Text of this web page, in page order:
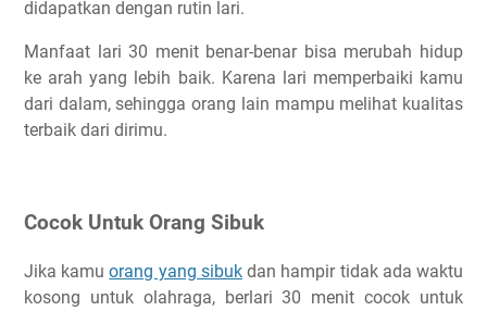
didapatkan dengan rutin lari.
Manfaat lari 30 menit benar-benar bisa merubah hidup
ke arah yang lebih baik. Karena lari memperbaiki kamu
dari dalam, sehingga orang lain mampu melihat kualitas
terbaik dari dirimu.
Cocok Untuk Orang Sibuk
Jika kamuorang yang sibukdan hampir tidak ada waktu
kosong untuk olahraga, berlari 30 menit cocok untuk